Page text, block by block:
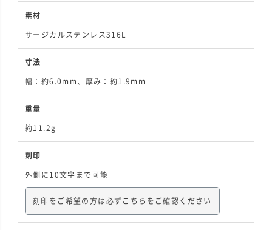
素材
サージカルステンレス316L
寸法
幅：約6.0mm、厚み：約1.9mm
重量
約11.2g
刻印
外側に10文字まで可能
刻印をご希望の方は必ずこちらをご確認ください